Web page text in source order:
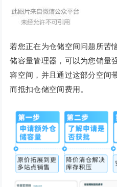
若您正在为仓储空间问题所苦
储容量管理器，可以为您销量
容空间，并且通过这部分空间
而抵扣仓储空间费用。